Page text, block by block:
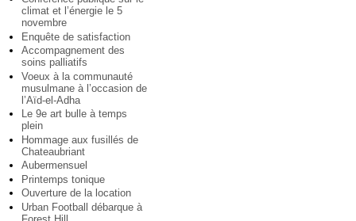
climat et l’énergie le 5
novembre
Enquête de satisfaction
Accompagnement des
soins palliatifs
Voeux à la communauté
musulmane à l’occasion de
l’Aïd-el-Adha
Le 9e art bulle à temps
plein
Hommage aux fusillés de
Chateaubriant
Aubermensuel
Printemps tonique
Ouverture de la location
Urban Football débarque à